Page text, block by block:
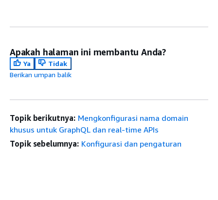
Apakah halaman ini membantu Anda?
Ya
Tidak
Berikan umpan balik
Topik berikutnya: Mengkonfigurasi nama domain
khusus untuk GraphQL dan real-time APIs
Topik sebelumnya: Konfigurasi dan pengaturan